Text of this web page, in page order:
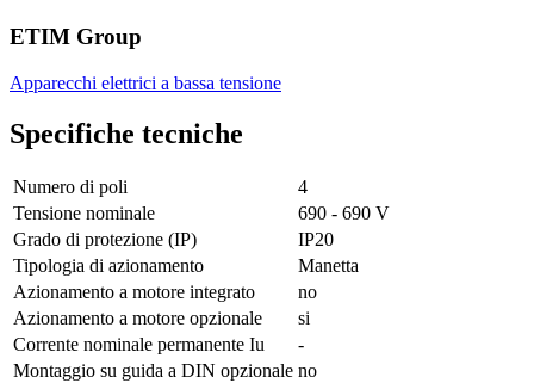
ETIM Group
Apparecchi elettrici a bassa tensione
Specifiche tecniche
Numero di poli
4
Tensione nominale
690 - 690 V
Grado di protezione (IP)
IP20
Tipologia di azionamento
Manetta
Azionamento a motore integrato
no
Azionamento a motore opzionale
si
Corrente nominale permanente Iu
-
Montaggio su guida a DIN opzionale no